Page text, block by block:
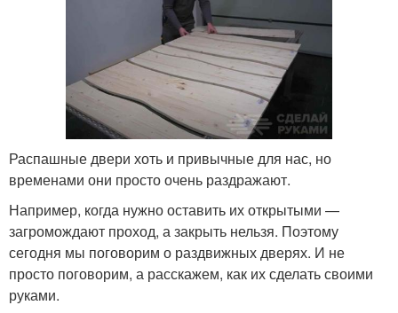
Распашные двери хоть и привычные для нас, но
временами они просто очень раздражают.
Например, когда нужно оставить их открытыми —
загромождают проход, а закрыть нельзя. Поэтому
сегодня мы поговорим о раздвижных дверях. И не
просто поговорим, а расскажем, как их сделать своими
руками.